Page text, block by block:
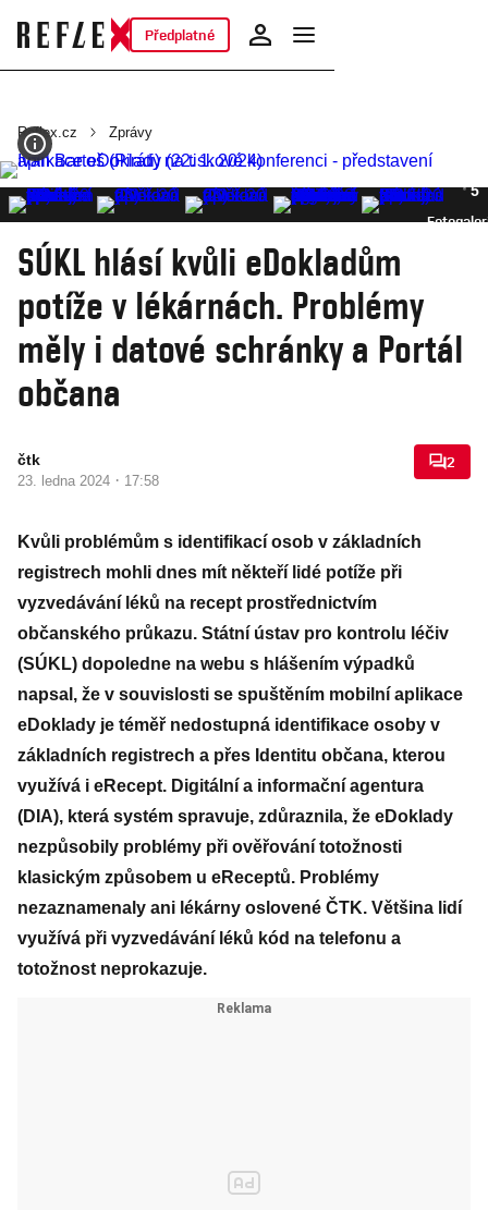
Předplatné
Reflex.cz Zprávy
5
SÚKL hlásí kvůli eDokladům
potíže v lékárnách. Problémy
měly i datové schránky a Portál
občana
čtk
23. ledna 2024 · 17:58
2
Kvůli problémům s identifikací osob v základních
registrech mohli dnes mít někteří lidé potíže při
vyzvedávání léků na recept prostřednictvím
občanského průkazu. Státní ústav pro kontrolu léčiv
(SÚKL) dopoledne na webu s hlášením výpadků
napsal, že v souvislosti se spuštěním mobilní aplikace
eDoklady je téměř nedostupná identifikace osoby v
základních registrech a přes Identitu občana, kterou
využívá i eRecept. Digitální a informační agentura
(DIA), která systém spravuje, zdůraznila, že eDoklady
nezpůsobily problémy při ověřování totožnosti
klasickým způsobem u eReceptů. Problémy
nezaznamenaly ani lékárny oslovené ČTK. Většina lidí
využívá při vyzvedávání léků kód na telefonu a
totožnost neprokazuje.